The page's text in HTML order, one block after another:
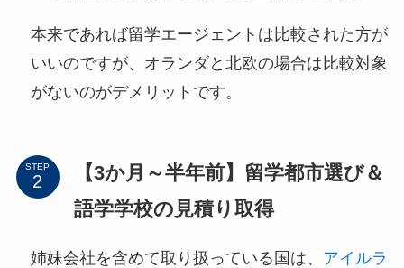
本来であれば留学エージェントは比較された方が
いいのですが、オランダと北欧の場合は比較対象
がないのがデメリットです。
STEP
【3か月～半年前】留学都市選び＆
語学学校の見積り取得
姉妹会社を含めて取り扱っている国は、 アイルラ